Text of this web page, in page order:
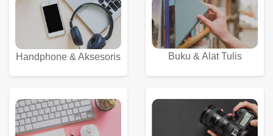
Handphone & Aksesoris Buku & Alat Tulis